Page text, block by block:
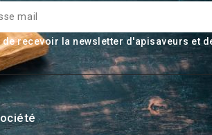
de recevoir la newsletter d'apisaveurs et